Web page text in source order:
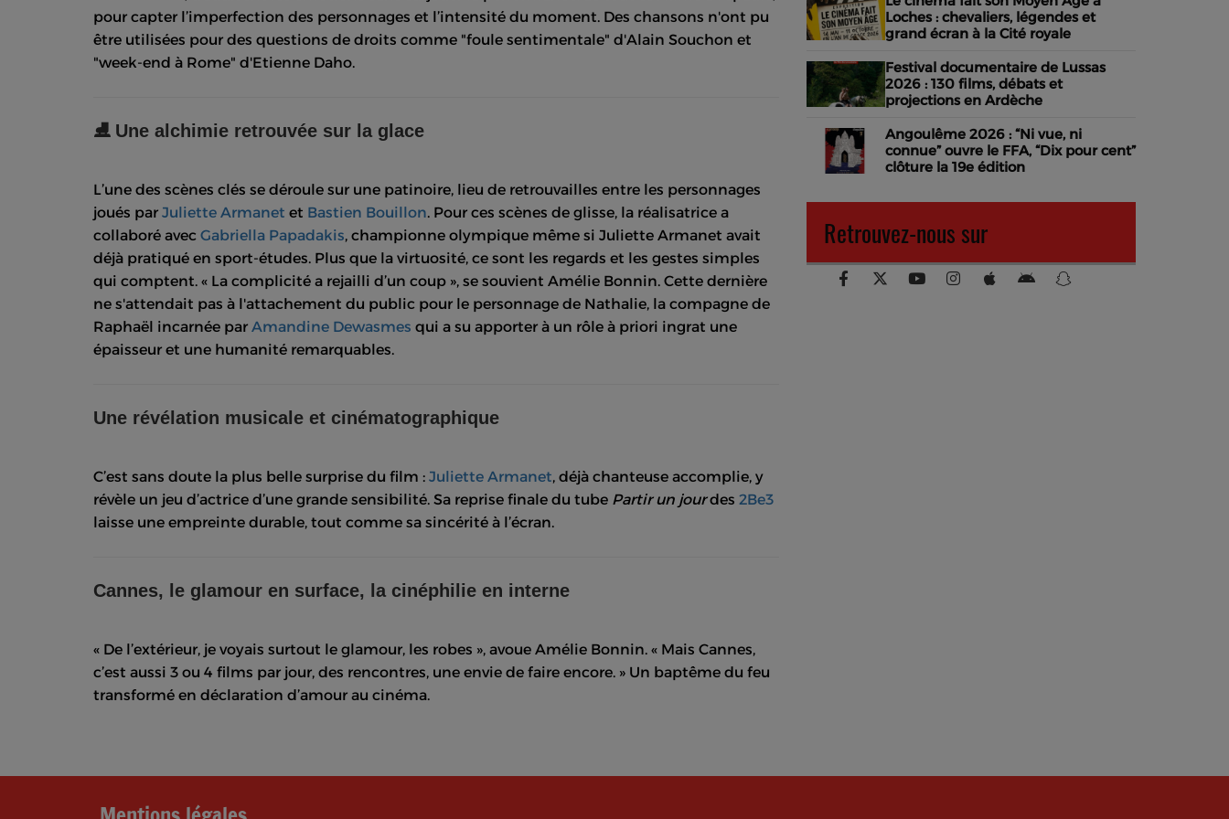
pour capter l’imperfection des personnages et l’intensité du moment. Des chansons n'ont pu
être utilisées pour des questions de droits comme "foule sentimentale" d'Alain Souchon et
"week-end à Rome" d'Etienne Daho.
⛸ Une alchimie retrouvée sur la glace
L’une des scènes clés se déroule sur une patinoire, lieu de retrouvailles entre les personnages
joués par Juliette Armanet et Bastien Bouillon. Pour ces scènes de glisse, la réalisatrice a
collaboré avec Gabriella Papadakis, championne olympique même si Juliette Armanet avait
déjà pratiqué en sport-études. Plus que la virtuosité, ce sont les regards et les gestes simples
qui comptent. « La complicité a rejailli d’un coup », se souvient Amélie Bonnin. Cette dernière
ne s'attendait pas à l'attachement du public pour le personnage de Nathalie, la compagne de
Raphaël incarnée par Amandine Dewasmes qui a su apporter à un rôle à priori ingrat une
épaisseur et une humanité remarquables.
Une révélation musicale et cinématographique
C’est sans doute la plus belle surprise du film : Juliette Armanet, déjà chanteuse accomplie, y
révèle un jeu d’actrice d’une grande sensibilité. Sa reprise finale du tube Partir un jourdes 2Be3
laisse une empreinte durable, tout comme sa sincérité à l’écran.
Cannes, le glamour en surface, la cinéphilie en interne
« De l’extérieur, je voyais surtout le glamour, les robes », avoue Amélie Bonnin. « Mais Cannes,
c’est aussi 3 ou 4 films par jour, des rencontres, une envie de faire encore. » Un baptême du feu
transformé en déclaration d’amour au cinéma.
Loches : chevaliers, légendes et
grand écran à la Cité royale
Festival documentaire de Lussas
2026 : 130 films, débats et
projections en Ardèche
Angoulême 2026 : “Ni vue, ni
connue” ouvre le FFA, “Dix pour cent”
clôture la 19e édition
Retrouvez-nous sur